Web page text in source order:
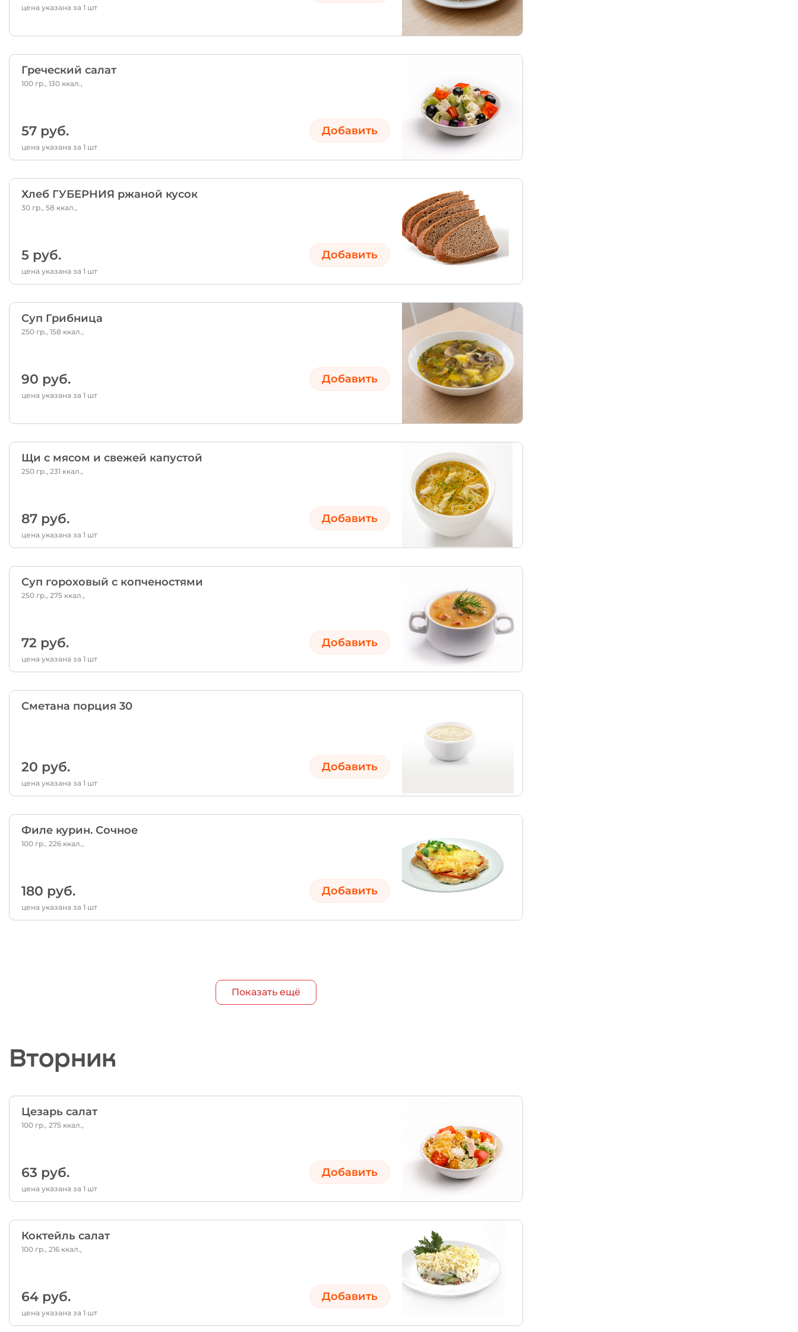
цена указана за 1 шт
Греческий салат
100 гр., 130 ккал.,
57 руб. Добавить
цена указана за 1 шт
Хлеб ГУБЕРНИЯ ржаной кусок
30 гр., 58 ккал.,
5 руб. Добавить
цена указана за 1 шт
Суп Грибница
250 гр., 158 ккал.,
90 руб. Добавить
цена указана за 1 шт
Щи с мясом и свежей капустой
250 гр., 231 ккал.,
87 руб. Добавить
цена указана за 1 шт
Суп гороховый с копченостями
250 гр., 275 ккал.,
72 руб. Добавить
цена указана за 1 шт
Сметана порция 30
20 руб. Добавить
цена указана за 1 шт
Филе курин. Сочное
100 гр., 226 ккал.,
180 руб. Добавить
цена указана за 1 шт
Показать ещё
Вторник
Цезарь салат
100 гр., 275 ккал.,
63 руб. Добавить
цена указана за 1 шт
Коктейль салат
100 гр., 216 ккал.,
64 руб. Добавить
цена указана за 1 шт